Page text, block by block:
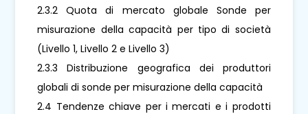
2.3.2 Quota di mercato globale Sonde per
misurazione della capacità per tipo di società
(Livello 1, Livello 2 e Livello 3)
2.3.3 Distribuzione geografica dei produttori
globali di sonde per misurazione della capacità
2.4 Tendenze chiave per i mercati e i prodotti